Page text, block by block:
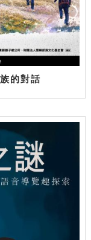
的對話